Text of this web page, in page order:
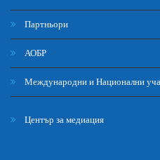
Партньори
АОБР
Международни и Национални
Център за медиация